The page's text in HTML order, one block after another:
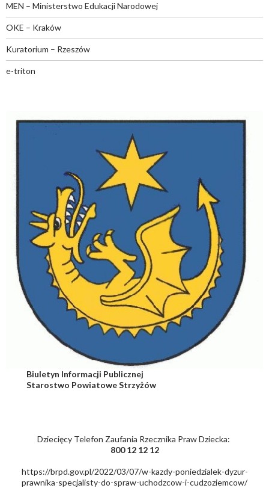
MEN – Ministerstwo Edukacji Narodowej
OKE – Kraków
Kuratorium – Rzeszów
e-triton
Biuletyn Informacji Publicznej
Starostwo Powiatowe Strzyżów
Dziecięcy Telefon Zaufania Rzecznika Praw Dziecka:
800 12 12 12
https://brpd.gov.pl/2022/03/07/w-kazdy-poniedzialek-dyzur-
prawnika-specjalisty-do-spraw-uchodzcow-i-cudzoziemcow/